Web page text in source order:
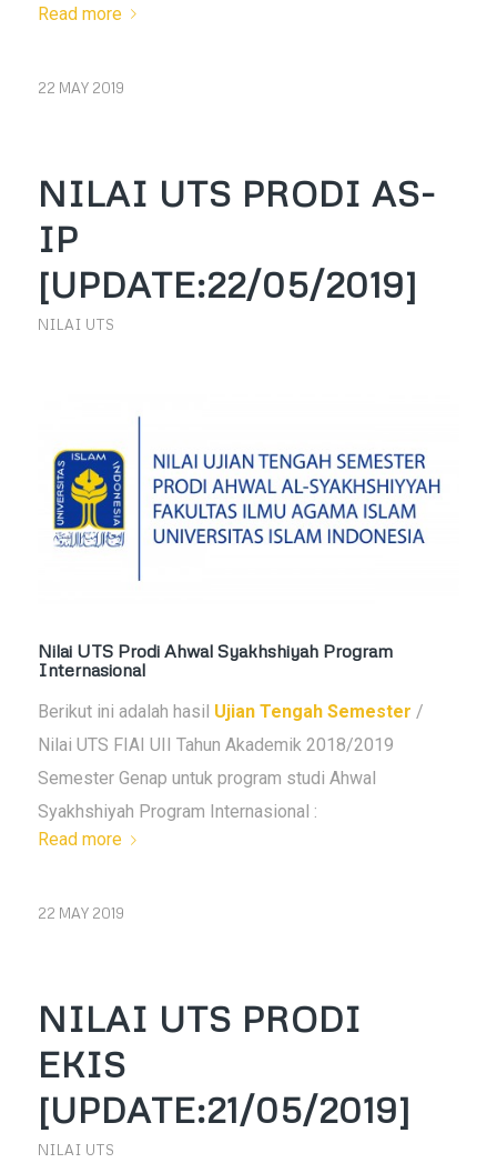
Read more
22 MAY 2019
NILAI UTS PRODI AS-
IP
[UPDATE:22/05/2019]
NILAI UTS
Nilai UTS Prodi Ahwal Syakhshiyah Program
Internasional
Berikut ini adalah hasil Ujian Tengah Semester /
Nilai UTS FIAI UII Tahun Akademik 2018/2019
Semester Genap untuk program studi Ahwal
Syakhshiyah Program Internasional :
Read more
22 MAY 2019
NILAI UTS PRODI
EKIS
[UPDATE:21/05/2019]
NILAI UTS